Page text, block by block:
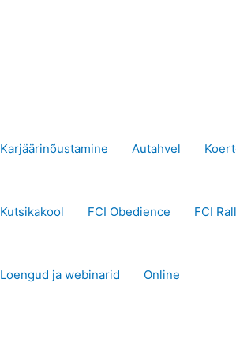
Karjäärinõustamine Autahvel
Kutsikakool FCI Obedience FCI
Loengud ja webinarid Online